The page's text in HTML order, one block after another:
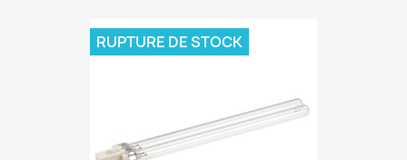
RUPTURE DE STOCK